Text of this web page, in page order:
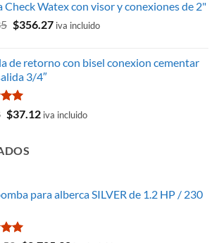
original
era:
actual
es:
Check Watex con visor y conexiones de 2"
El
era:
$360.35.
$356.27El
es:
iva incluido
de retorno con bisel conexion cementar
3/4″
El
era:
$37.12Eliva incluido
para alberca SILVER de 1.2 HP / 230